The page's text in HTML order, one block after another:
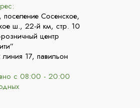
Сосенское,
ш., 22-й км, стр. 10
центр
17, павильон
с 08:00 - 20:00